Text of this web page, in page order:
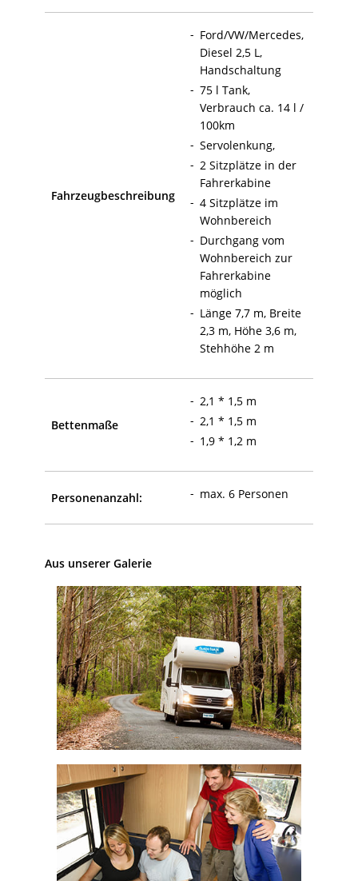
Fahrzeugbeschreibung
Ford/VW/Mercedes,
Diesel 2,5 L,
Handschaltung
75 l Tank,
Verbrauch ca. 14 l /
100km
Servolenkung,
2 Sitzplätze in der
Fahrerkabine
4 Sitzplätze im
Wohnbereich
Durchgang vom
Wohnbereich zur
Fahrerkabine
möglich
Länge 7,7 m, Breite
2,3 m, Höhe 3,6 m,
Stehhöhe 2 m
Bettenmaße
2,1 * 1,5 m
2,1 * 1,5 m
1,9 * 1,2 m
Personenanzahl: max. 6 Personen
Aus unserer Galerie